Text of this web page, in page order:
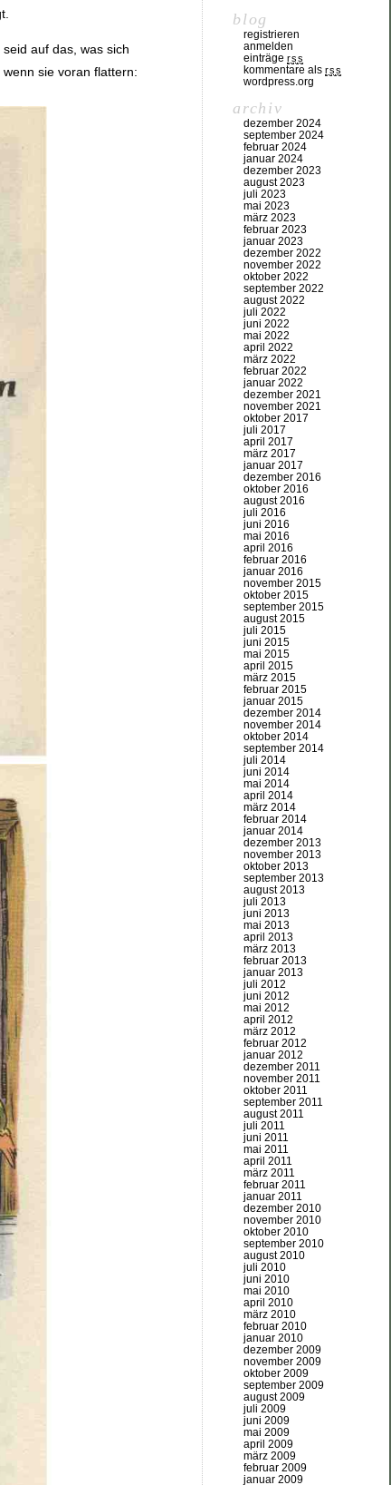
auf das, was sich
sie voran flattern:
blog
registrieren
anmelden
einträge rss
kommentare als rss
wordpress.org
archiv
dezember 2024
september 2024
februar 2024
januar 2024
dezember 2023
august 2023
juli 2023
mai 2023
märz 2023
februar 2023
januar 2023
dezember 2022
november 2022
oktober 2022
september 2022
august 2022
juli 2022
juni 2022
mai 2022
april 2022
märz 2022
februar 2022
januar 2022
dezember 2021
november 2021
oktober 2017
juli 2017
april 2017
märz 2017
januar 2017
dezember 2016
oktober 2016
august 2016
juli 2016
juni 2016
mai 2016
april 2016
februar 2016
januar 2016
november 2015
oktober 2015
september 2015
august 2015
juli 2015
juni 2015
mai 2015
april 2015
märz 2015
februar 2015
januar 2015
dezember 2014
november 2014
oktober 2014
september 2014
juli 2014
juni 2014
mai 2014
april 2014
märz 2014
februar 2014
januar 2014
dezember 2013
november 2013
oktober 2013
september 2013
august 2013
juli 2013
juni 2013
mai 2013
april 2013
märz 2013
februar 2013
januar 2013
juli 2012
juni 2012
mai 2012
april 2012
märz 2012
februar 2012
januar 2012
dezember 2011
november 2011
oktober 2011
september 2011
august 2011
juli 2011
juni 2011
mai 2011
april 2011
märz 2011
februar 2011
januar 2011
dezember 2010
november 2010
oktober 2010
september 2010
august 2010
juli 2010
juni 2010
mai 2010
april 2010
märz 2010
februar 2010
januar 2010
dezember 2009
november 2009
oktober 2009
september 2009
august 2009
juli 2009
juni 2009
mai 2009
april 2009
märz 2009
februar 2009
januar 2009